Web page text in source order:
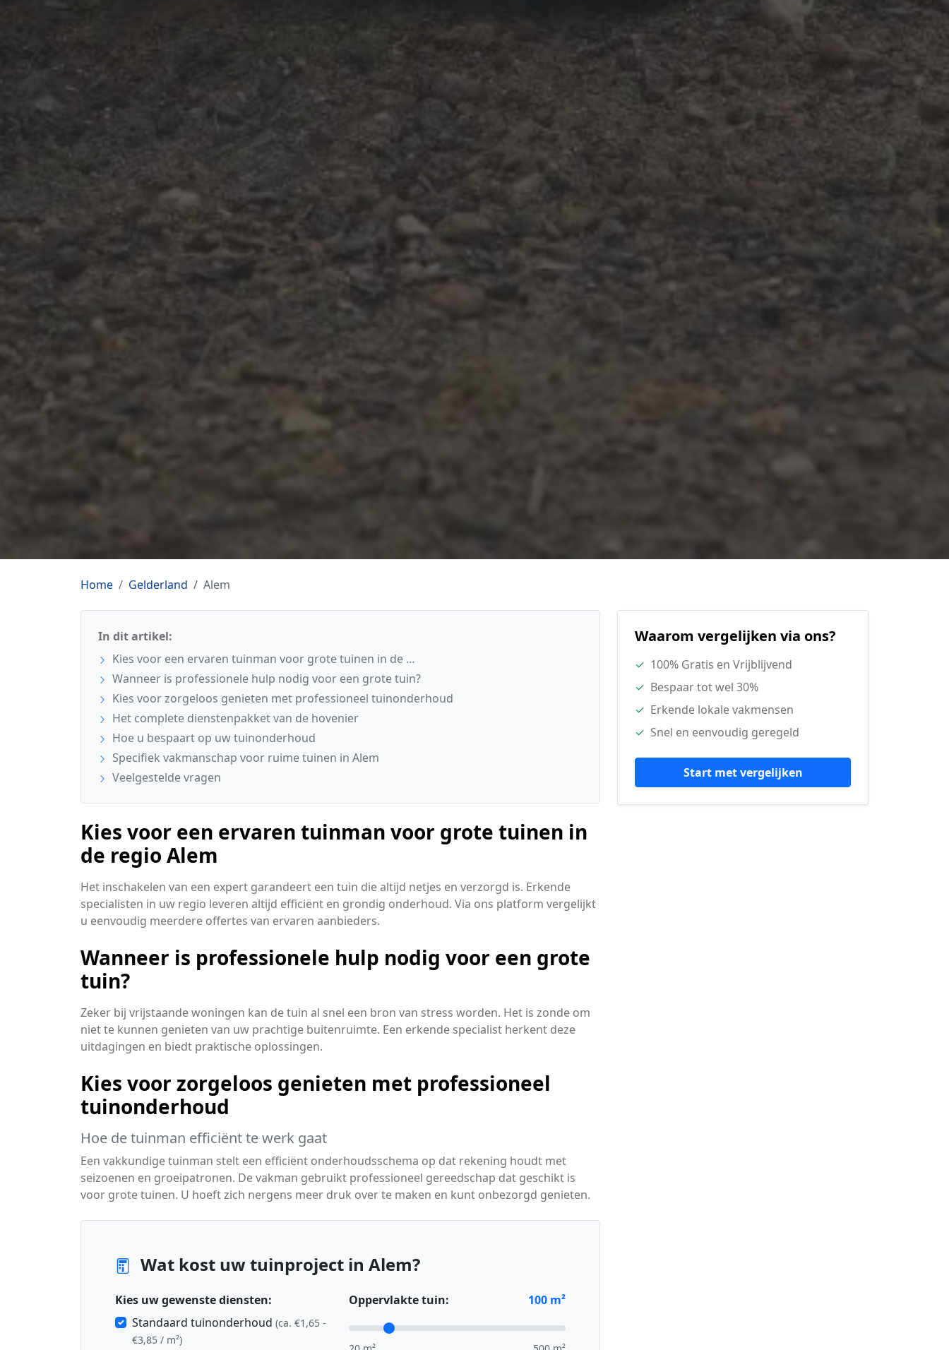
Home Gelderland Alem
In dit artikel:
Kies voor een ervaren tuinman voor grote tuinen in de …
Wanneer is professionele hulp nodig voor een grote tuin?
Kies voor zorgeloos genieten met professioneel tuinonderhoud
Het complete dienstenpakket van de hovenier
Hoe u bespaart op uw tuinonderhoud
Specifiek vakmanschap voor ruime tuinen in Alem
Veelgestelde vragen
Kies voor een ervaren tuinman voor grote tuinen in
de regio Alem
Het inschakelen van een expert garandeert een tuin die altijd netjes en verzorgd is. Erkende
specialisten in uw regio leveren altijd efficiënt en grondig onderhoud. Via ons platform vergelijkt
u eenvoudig meerdere offertes van ervaren aanbieders.
Wanneer is professionele hulp nodig voor een grote
tuin?
Zeker bij vrijstaande woningen kan de tuin al snel een bron van stress worden. Het is zonde om
niet te kunnen genieten van uw prachtige buitenruimte. Een erkende specialist herkent deze
uitdagingen en biedt praktische oplossingen.
Kies voor zorgeloos genieten met professioneel
tuinonderhoud
Hoe de tuinman efficiënt te werk gaat
Een vakkundige tuinman stelt een efficiënt onderhoudsschema op dat rekening houdt met
seizoenen en groeipatronen. De vakman gebruikt professioneel gereedschap dat geschikt is
voor grote tuinen. U hoeft zich nergens meer druk over te maken en kunt onbezorgd genieten.
Wat kost uw tuinproject in Alem?
Kies uw gewenste diensten:
Standaard tuinonderhoud (ca. €1,65 -
€3,85 / m²)
Oppervlakte tuin: 100 m²
Waarom vergelijken via ons?
✓ 100% Gratis en Vrijblijvend
✓ Bespaar tot wel 30%
✓ Erkende lokale vakmensen
✓ Snel en eenvoudig geregeld
Start met vergelijken